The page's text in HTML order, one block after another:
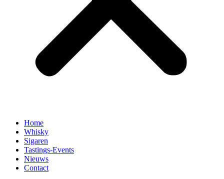
Home
Whisky
Sigaren
Tastings-Events
Nieuws
Contact